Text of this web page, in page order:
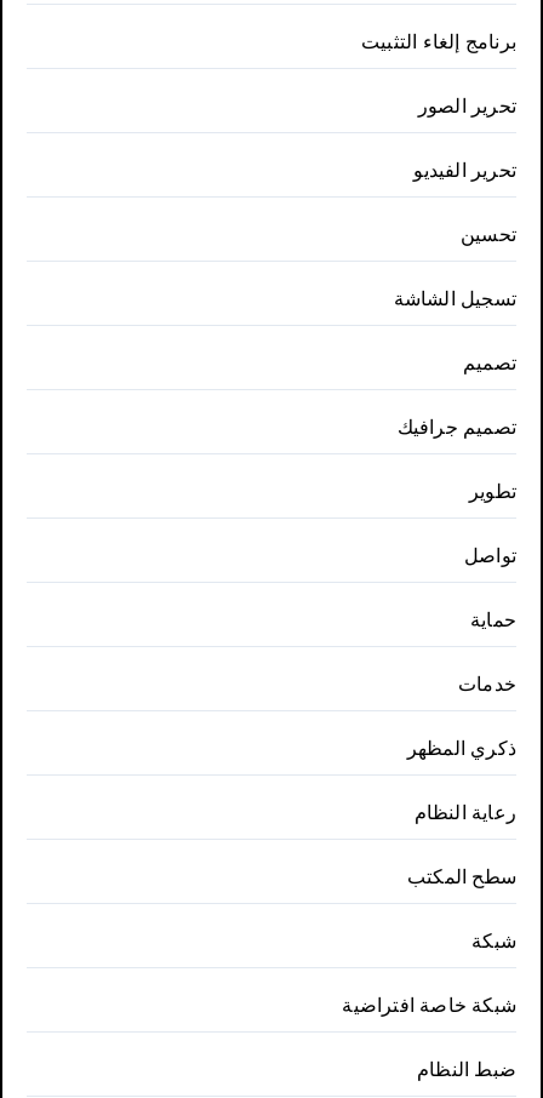
برنامج إلغاء التثبيت
تحرير الصور
تحرير الفيديو
تحسين
تسجيل الشاشة
تصميم
تصميم جرافيك
تطوير
تواصل
حماية
خدمات
ذكري المظهر
رعاية النظام
سطح المكتب
شبكة
شبكة خاصة افتراضية
ضبط النظام